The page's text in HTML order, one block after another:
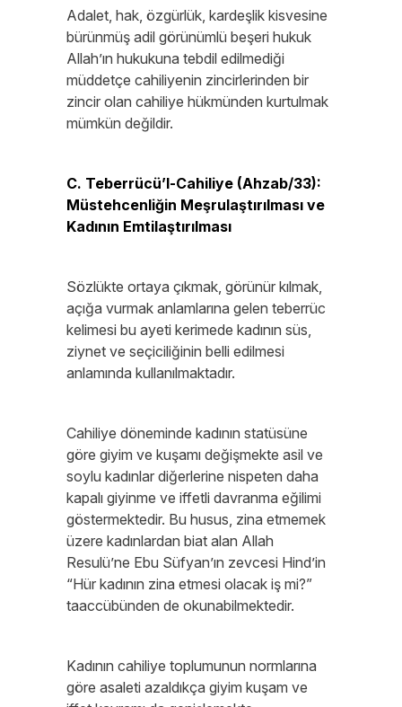
Adalet, hak, özgürlük, kardeşlik kisvesine
bürünmüş adil görünümlü beşeri hukuk
Allah’ın hukukuna tebdil edilmediği
müddetçe cahiliyenin zincirlerinden bir
zincir olan cahiliye hükmünden kurtulmak
mümkün değildir.
C. Teberrücü’l-Cahiliye (Ahzab/33):
Müstehcenliğin Meşrulaştırılması ve
Kadının Emtilaştırılması
Sözlükte ortaya çıkmak, görünür kılmak,
açığa vurmak anlamlarına gelen teberrüc
kelimesi bu ayeti kerimede kadının süs,
ziynet ve seçiciliğinin belli edilmesi
anlamında kullanılmaktadır.
Cahiliye döneminde kadının statüsüne
göre giyim ve kuşamı değişmekte asil ve
soylu kadınlar diğerlerine nispeten daha
kapalı giyinme ve iffetli davranma eğilimi
göstermektedir. Bu husus, zina etmemek
üzere kadınlardan biat alan Allah
Resulü’ne Ebu Süfyan’ın zevcesi Hind’in
“Hür kadının zina etmesi olacak iş mi?”
taaccübünden de okunabilmektedir.
Kadının cahiliye toplumunun normlarına
göre asaleti azaldıkça giyim kuşam ve